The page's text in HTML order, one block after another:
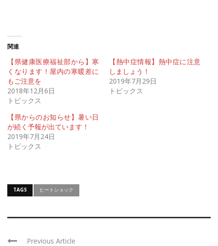
関連
【県健康医療福祉部から】寒
くなります！屋内の寒暖差に
もご注意を
2018年12月6日
トピックス
【熱中症情報】熱中症に注意
しましょう！
2019年7月29日
トピックス
【県からのお知らせ】暑い日
が続く予報が出ています！
2019年7月24日
トピックス
TAGS ヒートショック
Previous Article